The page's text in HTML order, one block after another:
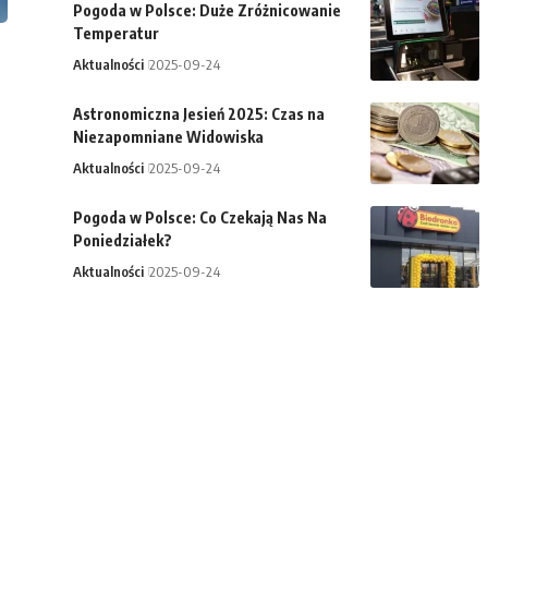
Pogoda w Polsce: Duże Zróżnicowanie
Temperatur
Aktualności 2025-09-24
Astronomiczna Jesień 2025: Czas na
Niezapomniane Widowiska
Aktualności 2025-09-24
Pogoda w Polsce: Co Czekają Nas Na
Poniedziałek?
Aktualności 2025-09-24